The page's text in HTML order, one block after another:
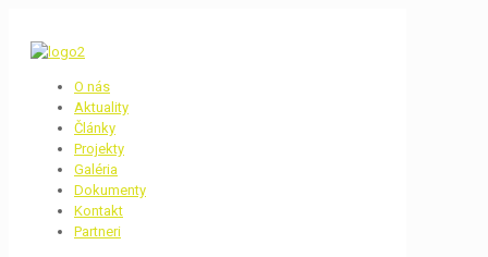
O nás
Aktuality
Články
Projekty
Galéria
Dokumenty
Kontakt
Partneri